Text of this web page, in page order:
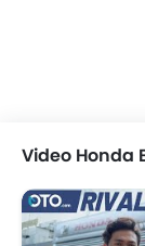
Video Honda